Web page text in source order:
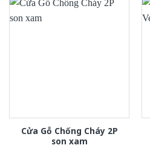
Cửa Gỗ Chống Cháy 2P
son xam